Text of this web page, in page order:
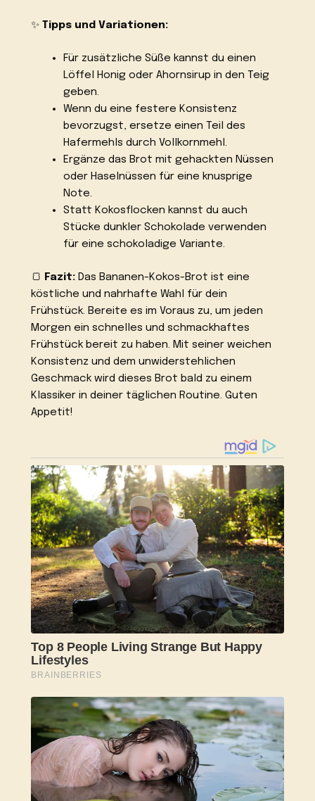
✨Tipps und Variationen:
Für zusätzliche Süße kannst du einen
Löffel Honig oder Ahornsirup in den Teig
geben.
Wenn du eine festere Konsistenz
bevorzugst, ersetze einen Teil des
Hafermehls durch Vollkornmehl.
Ergänze das Brot mit gehackten Nüssen
oder Haselnüssen für eine knusprige
Note.
Statt Kokosflocken kannst du auch
Stücke dunkler Schokolade verwenden
für eine schokoladige Variante.
🍞 Fazit: Das Bananen-Kokos-Brot ist eine
köstliche und nahrhafte Wahl für dein
Frühstück. Bereite es im Voraus zu, um jeden
Morgen ein schnelles und schmackhaftes
Frühstück bereit zu haben. Mit seiner weichen
Konsistenz und dem unwiderstehlichen
Geschmack wird dieses Brot bald zu einem
Klassiker in deiner täglichen Routine. Guten
Appetit!